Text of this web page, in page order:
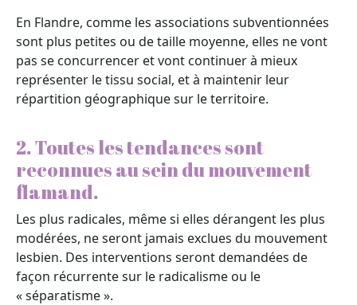
En Flandre, comme les associations subventionnées
sont plus petites ou de taille moyenne, elles ne vont
pas se concurrencer et vont continuer à mieux
représenter le tissu social, et à maintenir leur
répartition géographique sur le territoire.
2. Toutes les tendances sont
reconnues au sein du mouvement
flamand.
Les plus radicales, même si elles dérangent les plus
modérées, ne seront jamais exclues du mouvement
lesbien. Des interventions seront demandées de
façon récurrente sur le radicalisme ou le
« séparatisme ».